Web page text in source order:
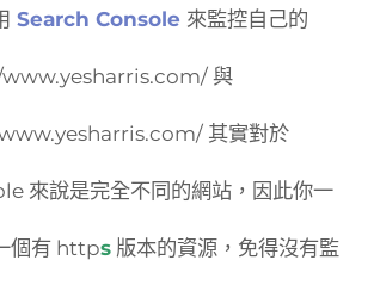
Search Console 來監控自己的
與
其實對於
來說是完全不同的網站，因此你一
個有 https 版本的資源，免得沒有監